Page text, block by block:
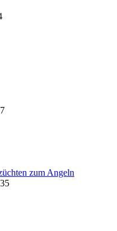
zum Angeln